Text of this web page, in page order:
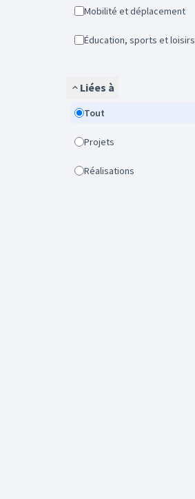
Mobilité et déplacement
Éducation, sports et loisirs
Liées à
Tout
Projets
Réalisations